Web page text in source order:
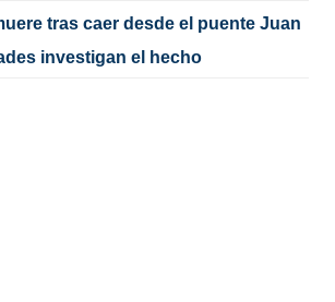
tras caer desde el puente Juan
investigan el hecho